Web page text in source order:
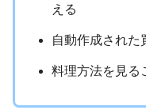
える
自動作成された
料理方法を見る